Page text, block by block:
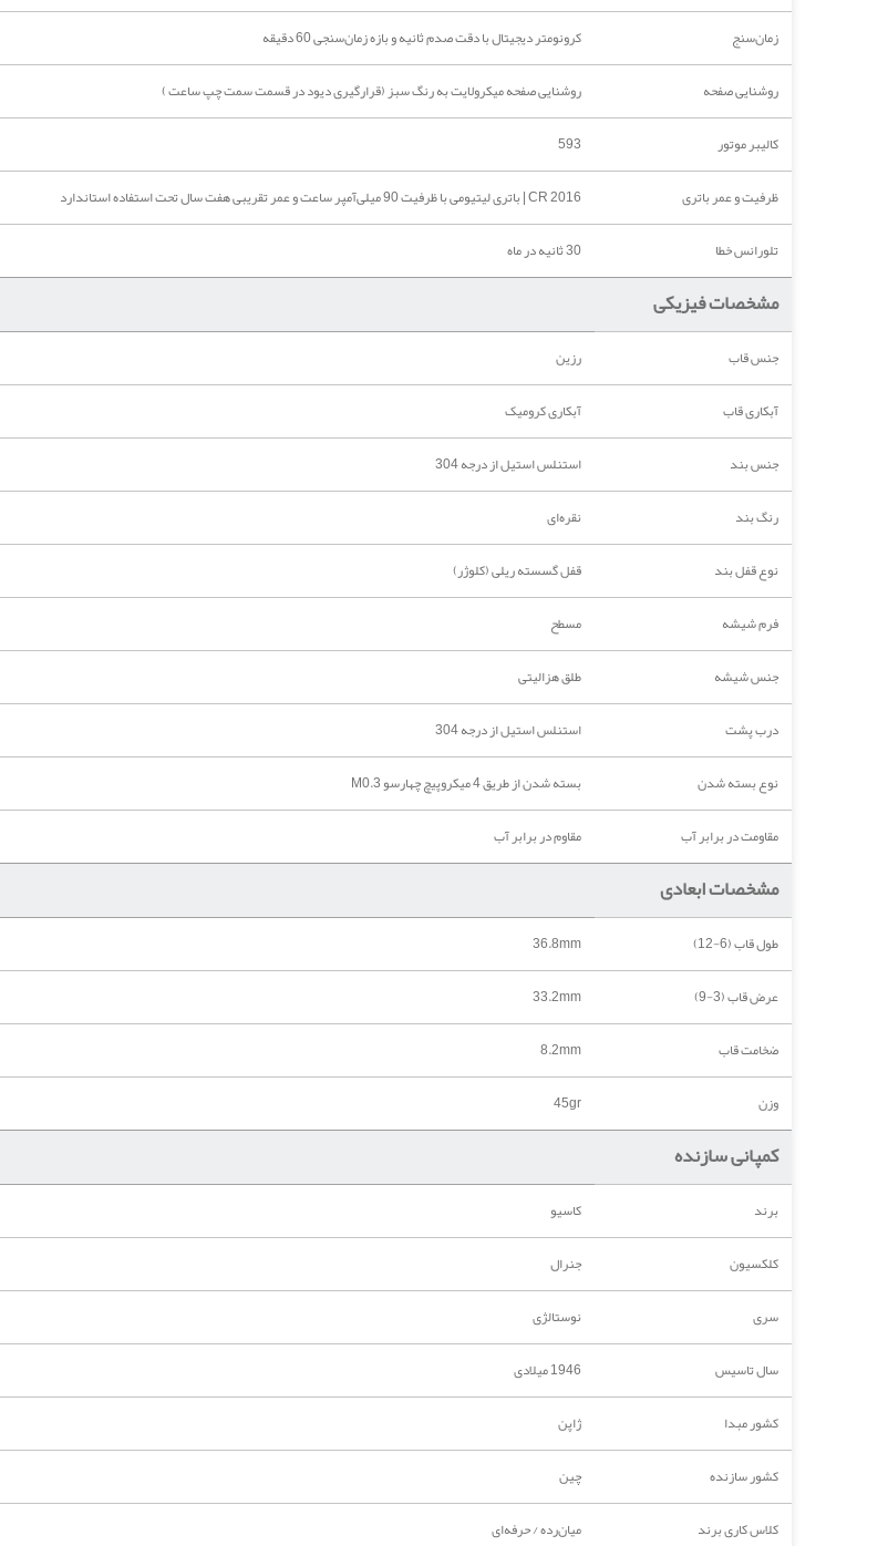
زمان‌سنج
کرونومتر دیجیتال با دقت صدم ثانیه و بازه زمان‌سنجی 60 دقیقه
روشنایی صفحه
روشنایی صفحه میکرولایت به رنگ سبز (قرارگیری دیود در قسمت سمت چپ ساعت )
کالیبر موتور
593
ظرفیت و عمر باتری
CR 2016 | باتری لیتیومی با ظرفیت 90 میلی‌آمپر ساعت و عمر تقریبی هفت سال تحت استفاده استاندارد
تلورانس خطا
30 ثانیه در ماه
مشخصات فیزیکی
جنس قاب
رزین
آبکاری قاب
آبکاری کرومیک
جنس بند
استنلس استیل از درجه 304
رنگ بند
نقره‌ای
نوع قفل بند
قفل گسسته ریلی (کلوژر)
فرم شیشه
مسطح
جنس شیشه
طلق هزالیتی
درب پشت
استنلس استیل از درجه 304
نوع بسته شدن
بسته شدن از طریق 4 میکروپیچ چهارسو M0.3
مقاومت در برابر آب
مقاوم در برابر آب
مشخصات ابعادی
طول قاب (6-12)
36.8mm
عرض قاب (3-9)
33.2mm
ضخامت قاب
8.2mm
وزن
45gr
کمپانی سازنده
برند
کاسیو
کلکسیون
جنرال
سری
نوستالژی
سال تاسیس
1946 میلادی
کشور مبدا
ژاپن
کشور سازنده
چین
کلاس کاری برند
میان‌رده / حرفه‌ای